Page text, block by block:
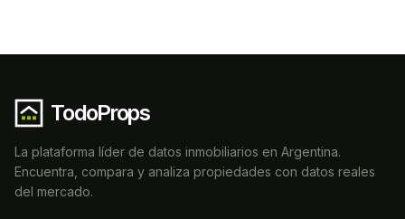
TodoProps
La plataforma líder de datos inmobiliarios en Argentina.
Encuentra, compara y analiza propiedades con datos reales
del mercado.